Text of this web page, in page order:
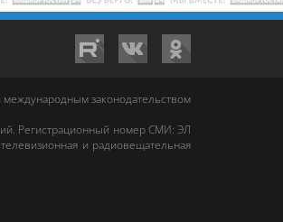
законодательством
Регистрационный номер СМИ: ЭЛ
и радиовещательная